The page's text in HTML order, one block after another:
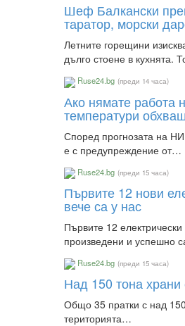
Шеф Балкански
таратор, морски
Летните горещини
дълго стоене в
Ruse24.bg (преди 14 часа)
Ако нямате работа
температури
Според прогнозата на
е с предупреждение от…
Ruse24.bg (преди 15 часа)
Първите 12 нови
вече са у нас
Първите 12
произведени и успешно
Ruse24.bg (преди 15 часа)
Над 150 тона
Общо 35 пратки с над
територията…